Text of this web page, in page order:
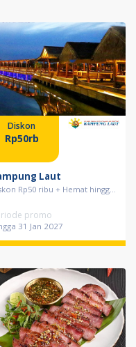
Diskon
Rp50rb
Laut
Rp50 ribu + Hemat hingg...
promo
31 Jan 2027